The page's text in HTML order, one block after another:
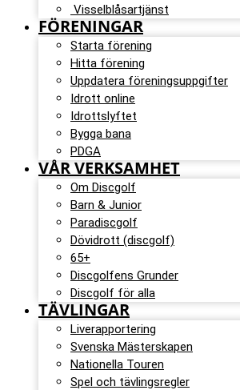
Visselblåsartjänst
FÖRENINGAR
Starta förening
Hitta förening
Uppdatera föreningsuppgifter
Idrott online
Idrottslyftet
Bygga bana
PDGA
VÅR VERKSAMHET
Om Discgolf
Barn & Junior
Paradiscgolf
Dövidrott (discgolf)
65+
Discgolfens Grunder
Discgolf för alla
TÄVLINGAR
Liverapportering
Svenska Mästerskapen
Nationella Touren
Spel och tävlingsregler